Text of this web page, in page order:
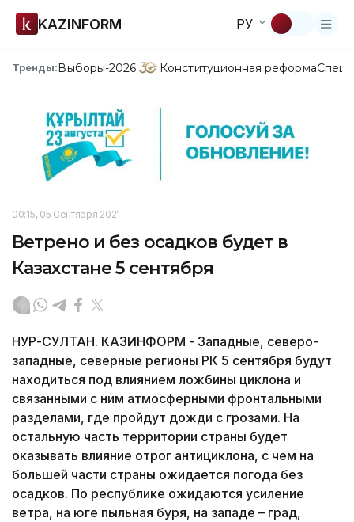
KAZINFORM РУ
Тренды:Выборы-2026 Конституционная реформа
00:15, 05 Сентября 2021
Ветрено и без осадков будет в
Казахстане 5 сентября
НУР-СУЛТАН. КАЗИНФОРМ - Западные, северо-
западные, северные регионы РК 5 сентября будут
находиться под влиянием ложбины циклона и
связанными с ним атмосферными фронтальными
разделами, где пройдут дожди с грозами. На
остальную часть территории страны будет
оказывать влияние отрог антициклона, с чем на
большей части страны ожидается погода без
осадков. По республике ожидаются усиление
ветра, на юге пыльная буря, на западе – град,